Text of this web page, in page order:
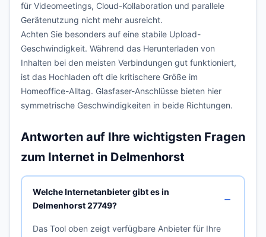
für Videomeetings, Cloud-Kollaboration und parallele
Gerätenutzung nicht mehr ausreicht.
Achten Sie besonders auf eine stabile Upload-
Geschwindigkeit. Während das Herunterladen von
Inhalten bei den meisten Verbindungen gut funktioniert,
ist das Hochladen oft die kritischere Größe im
Homeoffice-Alltag. Glasfaser-Anschlüsse bieten hier
symmetrische Geschwindigkeiten in beide Richtungen.
Antworten auf Ihre wichtigsten Fragen
zum Internet in Delmenhorst
Welche Internetanbieter gibt es in
Delmenhorst 27749?
Das Tool oben zeigt verfügbare Anbieter für Ihre